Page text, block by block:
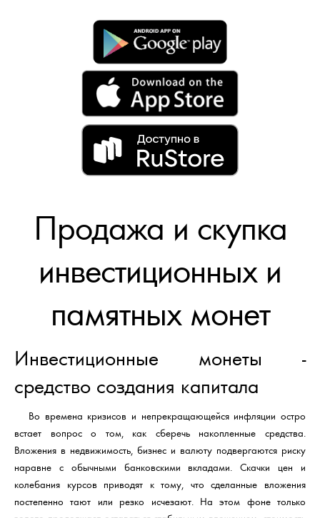
Продажа и скупка
инвестиционных и
памятных монет
Инвестиционные монеты -
средство создания капитала
Во времена кризисов и непрекращающейся инфляции остро
встает вопрос о том, как сберечь накопленные средства.
Вложения в недвижимость, бизнес и валюту подвергаются риску
наравне с обычными банковскими вкладами. Скачки цен и
колебания курсов приводят к тому, что сделанные вложения
постепенно тают или резко исчезают. На этом фоне только